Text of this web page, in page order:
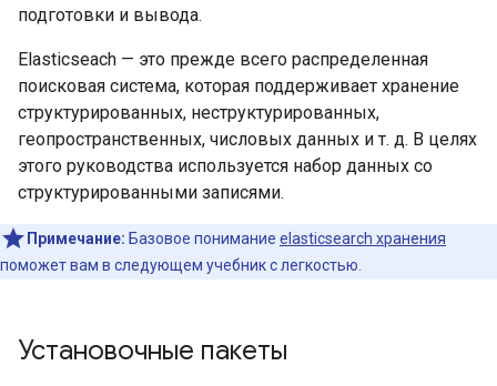
подготовки и вывода.
Elasticseach — это прежде всего распределенная
поисковая система, которая поддерживает хранение
структурированных, неструктурированных,
геопространственных, числовых данных и т. д. В целях
этого руководства используется набор данных со
структурированными записями.
Примечание: Базовое понимание elasticsearch хранения
поможет вам в следующем учебник с легкостью.
Установочные пакеты